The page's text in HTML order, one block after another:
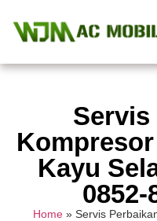
Servis
Kayu
0852-
Home» Servis